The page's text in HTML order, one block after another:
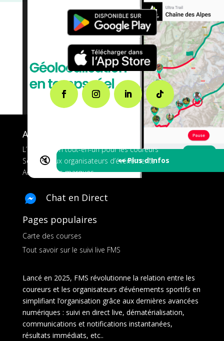
🔇 👀 Plus d'Infos
A propos de FMS
L’application tout-en-un pour les coureurs
Services aux organisateurs d’événements
Ads pour les marques
Chat en Direct
Pages populaires
Carte des courses
Tout savoir sur le suivi live FMS
Lancé en 2025, FMS révolutionne la relation entre les
coureurs et les organisateurs d’événements sportifs en
simplifiant l’organisation grâce aux dernières avancées
numériques : suivi en direct live, dématérialisation,
communications et notifications instantanées,
résultats immédiats, etc..